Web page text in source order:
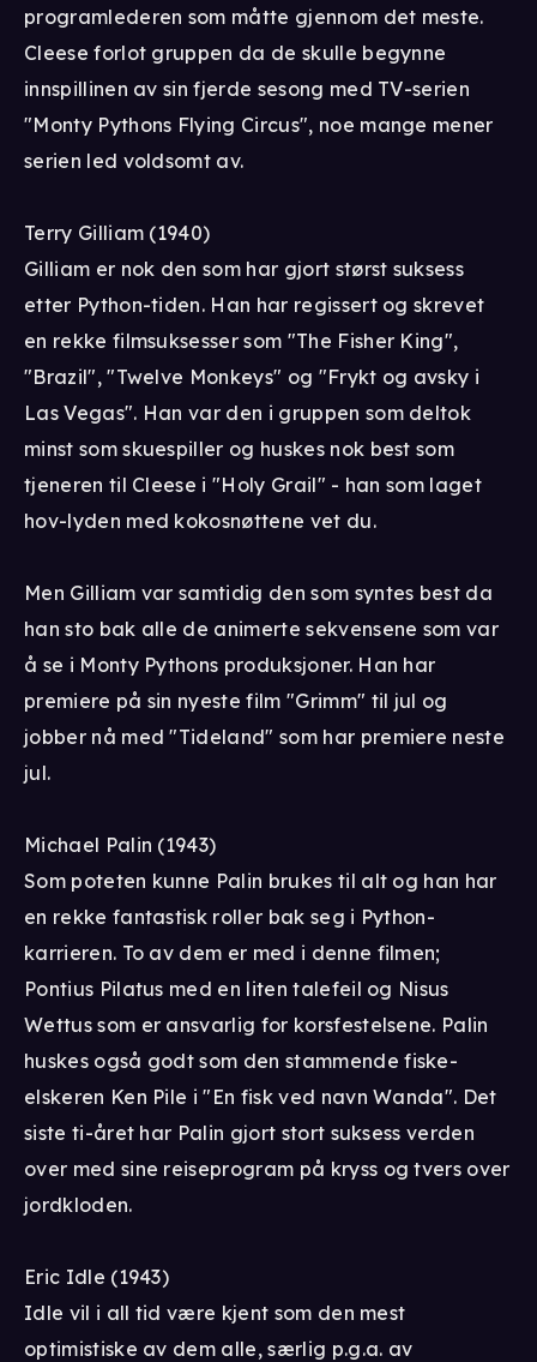
programlederen som måtte gjennom det meste.
Cleese forlot gruppen da de skulle begynne
innspillinen av sin fjerde sesong med TV-serien
"Monty Pythons Flying Circus", noe mange mener
serien led voldsomt av.
Terry Gilliam (1940)
Gilliam er nok den som har gjort størst suksess
etter Python-tiden. Han har regissert og skrevet
en rekke filmsuksesser som "The Fisher King",
"Brazil", "Twelve Monkeys" og "Frykt og avsky i
Las Vegas". Han var den i gruppen som deltok
minst som skuespiller og huskes nok best som
tjeneren til Cleese i "Holy Grail" - han som laget
hov-lyden med kokosnøttene vet du.
Men Gilliam var samtidig den som syntes best da
han sto bak alle de animerte sekvensene som var
å se i Monty Pythons produksjoner. Han har
premiere på sin nyeste film "Grimm" til jul og
jobber nå med "Tideland" som har premiere neste
jul.
Michael Palin (1943)
Som poteten kunne Palin brukes til alt og han har
en rekke fantastisk roller bak seg i Python-
karrieren. To av dem er med i denne filmen;
Pontius Pilatus med en liten talefeil og Nisus
Wettus som er ansvarlig for korsfestelsene. Palin
huskes også godt som den stammende fiske-
elskeren Ken Pile i "En fisk ved navn Wanda". Det
siste ti-året har Palin gjort stort suksess verden
over med sine reiseprogram på kryss og tvers over
jordkloden.
Eric Idle (1943)
Idle vil i all tid være kjent som den mest
optimistiske av dem alle, særlig p.g.a. av